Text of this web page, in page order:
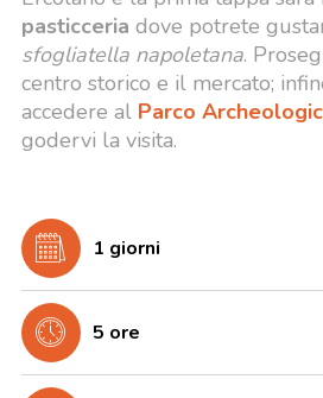
pasticceria dove potrete
sfogliatella napoletana.
centro storico e il mercato;
accedere al Parco
godervi la visita.
1 giorni
5 ore